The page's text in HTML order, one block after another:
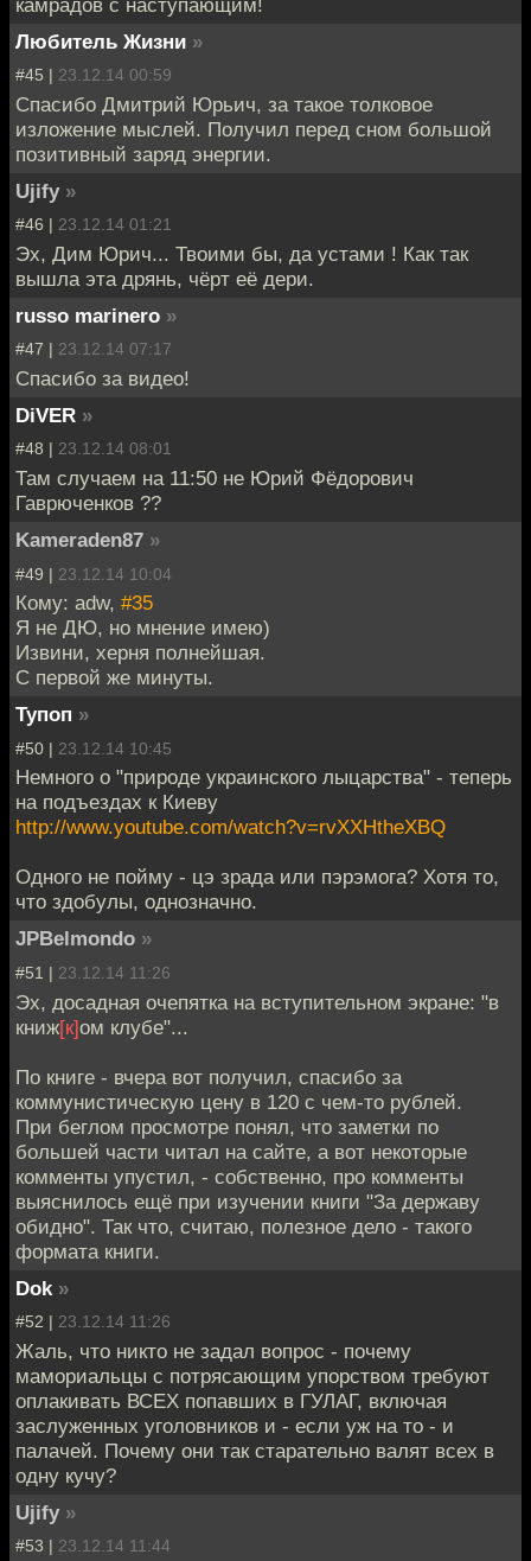
камрадов с наступающим!
Любитель Жизни »
#45 | 23.12.14 00:59
Спасибо Дмитрий Юрьич, за такое толковое
изложение мыслей. Получил перед сном большой
позитивный заряд энергии.
Ujify »
#46 | 23.12.14 01:21
Эх, Дим Юрич... Твоими бы, да устами ! Как так
вышла эта дрянь, чёрт её дери.
russo marinero »
#47 | 23.12.14 07:17
Спасибо за видео!
DiVER »
#48 | 23.12.14 08:01
Там случаем на 11:50 не Юрий Фёдорович
Гаврюченков ??
Kameraden87 »
#49 | 23.12.14 10:04
Кому: adw, #35
Я не ДЮ, но мнение имею)
Извини, херня полнейшая.
С первой же минуты.
Тупоп »
#50 | 23.12.14 10:45
Немного о "природе украинского лыцарства" - теперь
на подъездах к Киеву
http://www.youtube.com/watch?v=rvXXHtheXBQ
Одного не пойму - цэ зрада или пэрэмога? Хотя то,
что здобулы, однозначно.
JPBelmondo »
#51 | 23.12.14 11:26
Эх, досадная очепятка на вступительном экране: "в
книж[к]ом клубе"...
По книге - вчера вот получил, спасибо за
коммунистическую цену в 120 с чем-то рублей.
При беглом просмотре понял, что заметки по
большей части читал на сайте, а вот некоторые
комменты упустил, - собственно, про комменты
выяснилось ещё при изучении книги "За державу
обидно". Так что, считаю, полезное дело - такого
формата книги.
Dok »
#52 | 23.12.14 11:26
Жаль, что никто не задал вопрос - почему
мамориальцы с потрясающим упорством требуют
оплакивать ВСЕХ попавших в ГУЛАГ, включая
заслуженных уголовников и - если уж на то - и
палачей. Почему они так старательно валят всех в
одну кучу?
Ujify »
#53 | 23.12.14 11:44